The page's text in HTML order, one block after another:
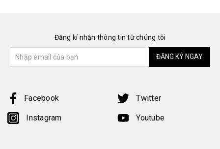
Đăng kí nhận thông tin từ chúng tôi
ĐĂNG KÝ NGAY
Facebook Twitter
Instagram Youtube